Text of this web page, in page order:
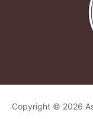
Copyright © 2026